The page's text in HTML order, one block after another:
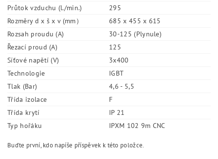
Průtok vzduchu (l./min.)
295
Rozměry d x š x v (mm）
685 x 455 x 615
Rozsah proudu (A)
30-125 (Plynule)
Řezací proud (A)
125
Síťové napětí (V)
3x400
Technologie
IGBT
Tlak (Bar)
4,6 - 5,5
Třída izolace
F
Třída krytí
IP 21
Typ hořáku
IPXM 102 9m CNC
Buďte první, kdo napíše příspěvek k této položce.